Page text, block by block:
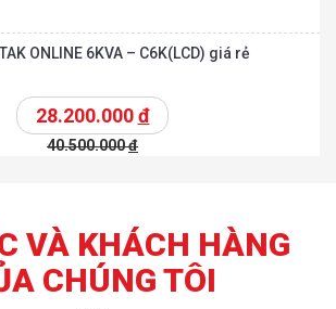
ONLINE 6KVA – C6K(LCD) giá rẻ
28.200.000đ
40.500.000đ
VÀ KHÁCH HÀNG
CHÚNG TÔI